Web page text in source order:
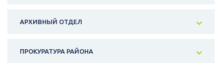
АРХИВНЫЙ ОТДЕЛ
ПРОКУРАТУРА РАЙОНА